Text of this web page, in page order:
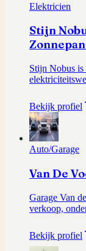
Elektricien
Stijn
Stijn Nobus is
Bekijk profiel
Auto/Garage
Van De
Garage Van
verkoop,
Bekijk profiel